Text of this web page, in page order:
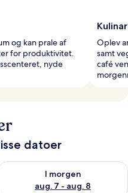
og kan prale af
for produktivitet.
nyde
Oplev
samt
café
datoer
6 - aug. 7
I morgen
aug. 7 - aug. 8
tilgængelighed for i